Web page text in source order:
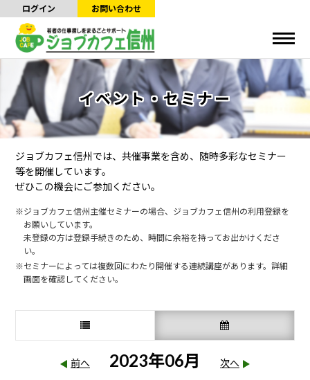
ログイン お問い合わせ
イベント・セミナー
ジョブカフェ信州では、共催事業を含め、随時多彩なセミナー
等を開催しています。
ぜひこの機会にご参加ください。
ジョブカフェ信州主催セミナーの場合、ジョブカフェ信州の利用登録を
お願いしています。
未登録の方は登録手続きのため、時間に余裕を持ってお出かけくださ
い。
セミナーによっては複数回にわたり開催する連続講座があります。詳細
画面を確認してください。
前へ 2023年06月 次へ